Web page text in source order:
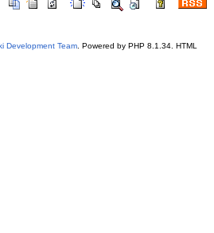
Development Team. Powered by PHP 8.1.34. HTML